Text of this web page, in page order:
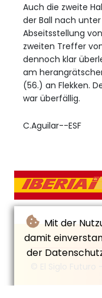
Mit der
damit
der
Auch die zweite
der Ball nach
Abseitsstellung
zweiten Treffer
dennoch klar
am
(56.) an Flekken.
war überfällig.
C.Aguilar--ESF
© El Siglo